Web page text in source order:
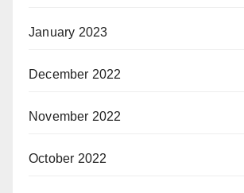
January 2023
December 2022
November 2022
October 2022